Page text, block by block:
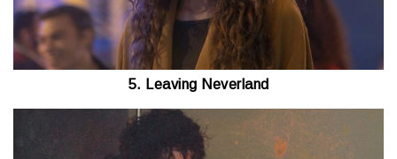
5. Leaving Neverland